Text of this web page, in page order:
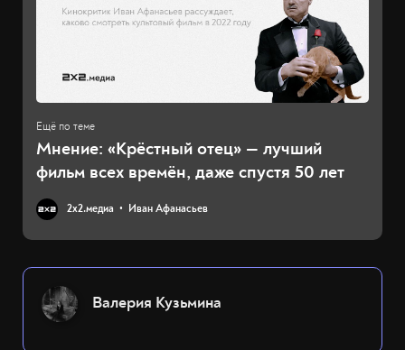
Мнение: «Крёстный отец» — лучший
фильм всех времён, даже спустя 50 лет
2х2.медиа Иван Афанасьев
Валерия Кузьмина